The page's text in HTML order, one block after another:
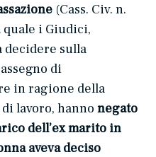
(Cass. Civ. n.
quale i Giudici,
decidere sulla
di
in ragione della
lavoro, hannonegato
dell’ex marito in
aveva deciso